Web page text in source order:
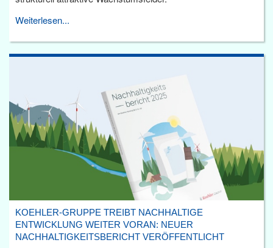
Weiterlesen...
KOEHLER-GRUPPE TREIBT NACHHALTIGE
ENTWICKLUNG WEITER VORAN: NEUER
NACHHALTIGKEITSBERICHT VERÖFFENTLICHT